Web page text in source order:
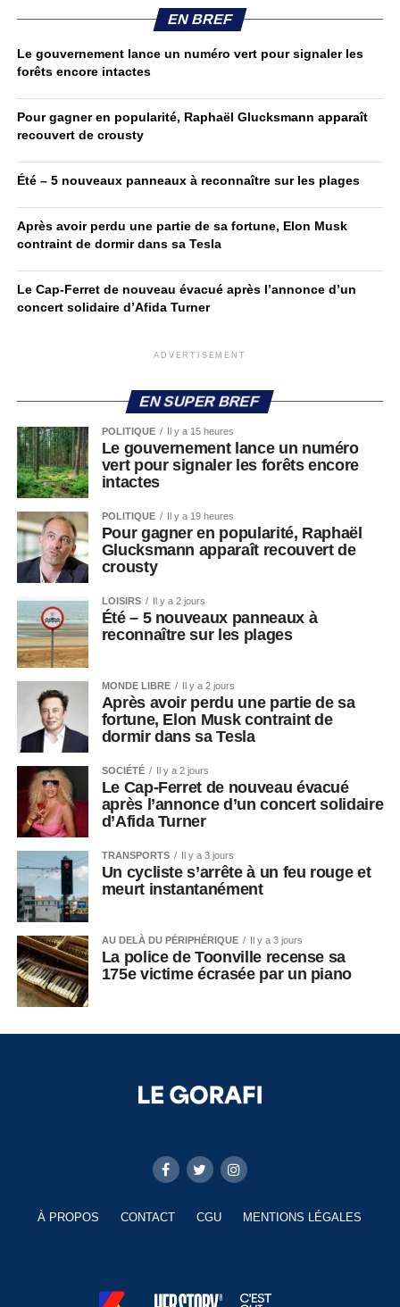
EN BREF
Le gouvernement lance un numéro vert pour signaler les
forêts encore intactes
Pour gagner en popularité, Raphaël Glucksmann apparaît
recouvert de crousty
Été – 5 nouveaux panneaux à reconnaître sur les plages
Après avoir perdu une partie de sa fortune, Elon Musk
contraint de dormir dans sa Tesla
Le Cap-Ferret de nouveau évacué après l’annonce d’un
concert solidaire d’Afida Turner
ADVERTISEMENT
EN SUPER BREF
POLITIQUE Il y a 15 heures
Le gouvernement lance un numéro
vert pour signaler les forêts encore
intactes
POLITIQUE Il y a 19 heures
Pour gagner en popularité, Raphaël
Glucksmann apparaît recouvert de
crousty
LOISIRS Il y a 2 jours
Été – 5 nouveaux panneaux à
reconnaître sur les plages
MONDE LIBRE Il y a 2 jours
Après avoir perdu une partie de sa
fortune, Elon Musk contraint de
dormir dans sa Tesla
SOCIÉTÉ Il y a 2 jours
Le Cap-Ferret de nouveau évacué
après l’annonce d’un concert solidaire
d’Afida Turner
TRANSPORTS Il y a 3 jours
Un cycliste s’arrête à un feu rouge et
meurt instantanément
AU DELÀ DU PÉRIPHÉRIQUE Il y a 3 jours
La police de Toonville recense sa
175e victime écrasée par un piano
À PROPOS CONTACT CGU MENTIONS LÉGALES